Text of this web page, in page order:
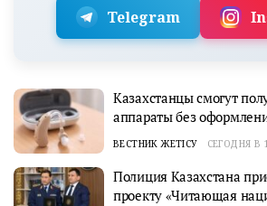
Telegram
Казахстанцы смогут
аппараты без
ВЕСТНИК ЖЕТІСУ СЕГОДНЯ В
Полиция Казахстана
проекту «Читающая